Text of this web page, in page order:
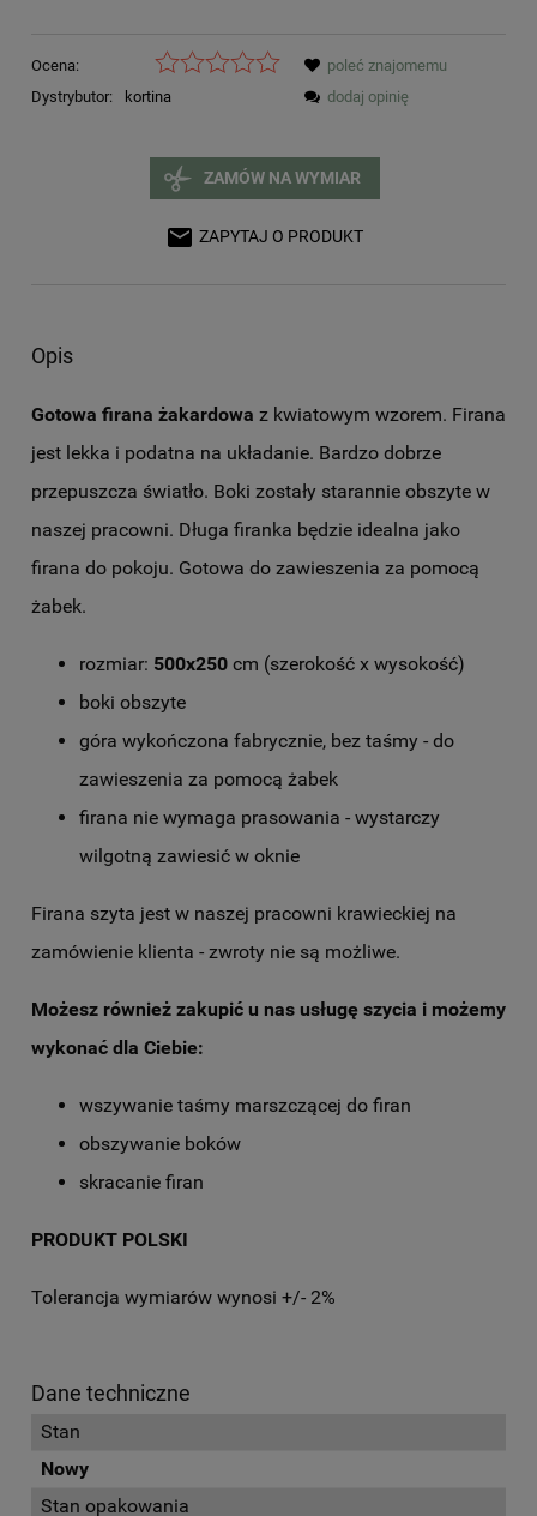
Ocena:
Dystrybutor:
kortina
poleć znajomemu
dodaj opinię
ZAMÓW NA WYMIAR
ZAPYTAJ O PRODUKT
Opis
Gotowa firana żakardowa z kwiatowym wzorem. Firana
jest lekka i podatna na układanie. Bardzo dobrze
przepuszcza światło. Boki zostały starannie obszyte w
naszej pracowni. Długa firanka będzie idealna jako
firana do pokoju. Gotowa do zawieszenia za pomocą
żabek.
rozmiar: 500x250 cm (szerokość x wysokość)
boki obszyte
góra wykończona fabrycznie, bez taśmy - do
zawieszenia za pomocą żabek
firana nie wymaga prasowania - wystarczy
wilgotną zawiesić w oknie
Firana szyta jest w naszej pracowni krawieckiej na
zamówienie klienta - zwroty nie są możliwe.
Możesz również zakupić u nas usługę szycia i możemy
wykonać dla Ciebie:
wszywanie taśmy marszczącej do firan
obszywanie boków
skracanie firan
PRODUKT POLSKI
Tolerancja wymiarów wynosi +/- 2%
Dane techniczne
Stan
Nowy
Stan opakowania